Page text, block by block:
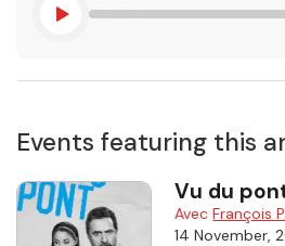
Events featuring this
Vu du
AvecFrançois
14 November,